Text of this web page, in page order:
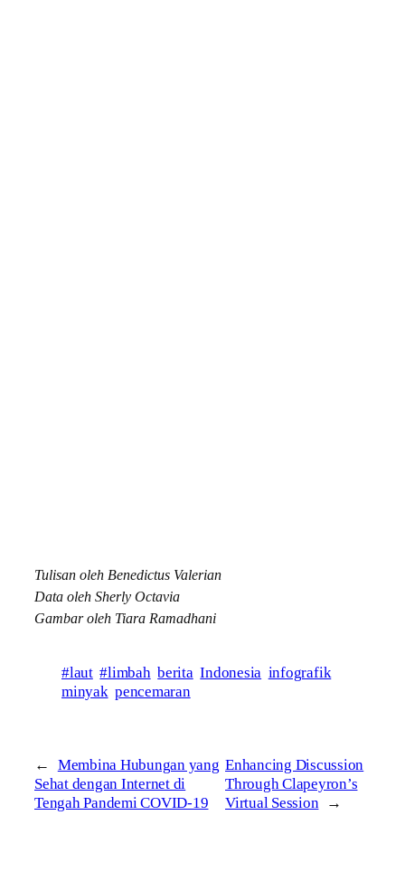
Tulisan oleh Benedictus Valerian
Data oleh Sherly Octavia
Gambar oleh Tiara Ramadhani
#laut #limbah berita Indonesia infografik
minyak pencemaran
←
Membina Hubungan yang
Sehat dengan Internet di
Tengah Pandemi COVID-19
Enhancing Discussion
Through Clapeyron’s
Virtual Session
→